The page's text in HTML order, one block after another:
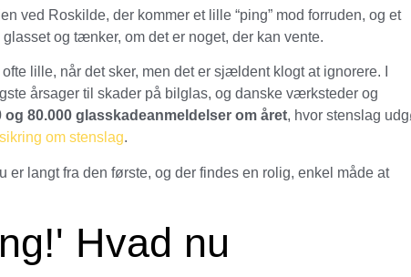
ved Roskilde, der kommer et lille “ping” mod forruden, og et
og tænker, om det er noget, der kan vente.
lille, når det sker, men det er sjældent klogt at ignorere. I
årsager til skader på bilglas, og danske værksteder og
og 80.000 glasskadeanmeldelser om året, hvor stenslag
om stenslag.
langt fra den første, og der findes en rolig, enkel måde at
Hvad nu